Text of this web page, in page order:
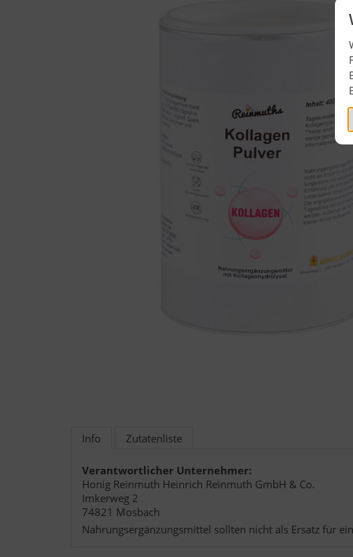
Info Zutatenliste
Verantwortlicher Unternehmer:
Honig Reinmuth Heinrich Reinmuth GmbH & Co.
Imkerweg 2
74821 Mosbach
Nahrungsergänzungsmittel sollten nicht als Ersatz für